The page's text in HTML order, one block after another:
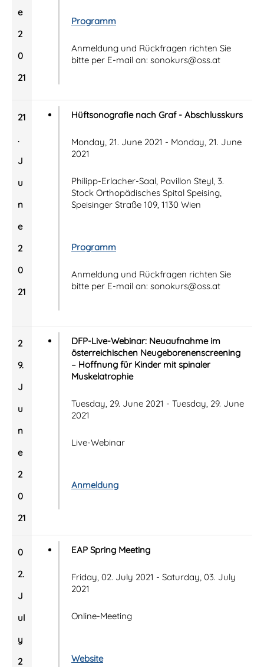
e
2
0
21
Programm
Anmeldung und Rückfragen richten Sie
bitte per E-mail an: sonokurs@oss.at
21
.
J
u
n
e
2
0
21
Hüftsonografie nach Graf - Abschlusskurs
Monday, 21. June 2021 - Monday, 21. June
2021
Philipp-Erlacher-Saal, Pavillon Steyl, 3.
Stock Orthopädisches Spital Speising,
Speisinger Straße 109, 1130 Wien
Programm
Anmeldung und Rückfragen richten Sie
bitte per E-mail an: sonokurs@oss.at
2
9.
J
u
n
e
2
0
21
DFP-Live-Webinar: Neuaufnahme im
österreichischen Neugeborenenscreening
– Hoffnung für Kinder mit spinaler
Muskelatrophie
Tuesday, 29. June 2021 - Tuesday, 29. June
2021
Live-Webinar
Anmeldung
0
2.
J
ul
y
2
EAP Spring Meeting
Friday, 02. July 2021 - Saturday, 03. July
2021
Online-Meeting
Website